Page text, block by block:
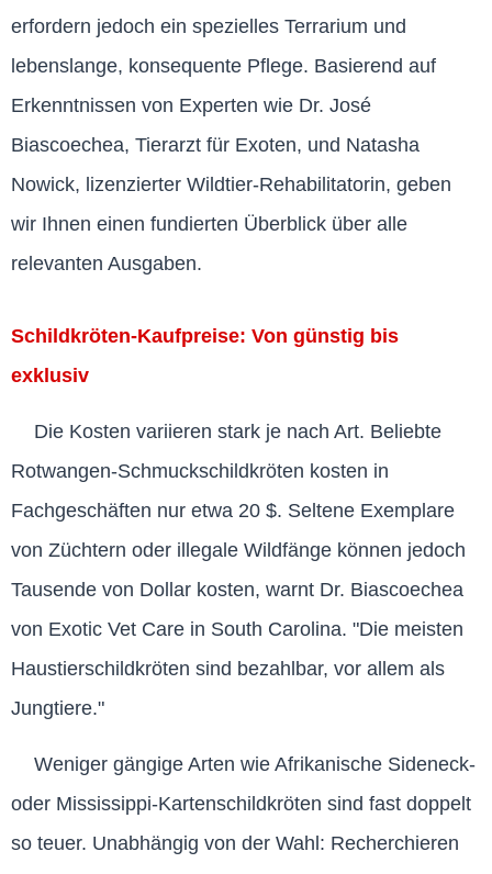
erfordern jedoch ein spezielles Terrarium und
lebenslange, konsequente Pflege. Basierend auf
Erkenntnissen von Experten wie Dr. José
Biascoechea, Tierarzt für Exoten, und Natasha
Nowick, lizenzierter Wildtier-Rehabilitatorin, geben
wir Ihnen einen fundierten Überblick über alle
relevanten Ausgaben.
Schildkröten-Kaufpreise: Von günstig bis
exklusiv
Die Kosten variieren stark je nach Art. Beliebte
Rotwangen-Schmuckschildkröten kosten in
Fachgeschäften nur etwa 20 $. Seltene Exemplare
von Züchtern oder illegale Wildfänge können jedoch
Tausende von Dollar kosten, warnt Dr. Biascoechea
von Exotic Vet Care in South Carolina. "Die meisten
Haustierschildkröten sind bezahlbar, vor allem als
Jungtiere."
Weniger gängige Arten wie Afrikanische Sideneck-
oder Mississippi-Kartenschildkröten sind fast doppelt
so teuer. Unabhängig von der Wahl: Recherchieren